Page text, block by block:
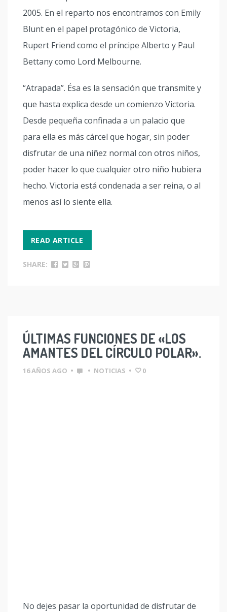
2005. En el reparto nos encontramos con Emily
Blunt en el papel protagónico de Victoria,
Rupert Friend como el príncipe Alberto y Paul
Bettany como Lord Melbourne.
“Atrapada”. Ésa es la sensación que transmite y
que hasta explica desde un comienzo Victoria.
Desde pequeña confinada a un palacio que
para ella es más cárcel que hogar, sin poder
disfrutar de una niñez normal con otros niños,
poder hacer lo que cualquier otro niño hubiera
hecho. Victoria está condenada a ser reina, o al
menos así lo siente ella.
READ ARTICLE
SHARE:
ÚLTIMAS FUNCIONES DE «LOS
AMANTES DEL CÍRCULO POLAR».
16 AÑOS AGO • • NOTICIAS • 0
No dejes pasar la oportunidad de disfrutar de